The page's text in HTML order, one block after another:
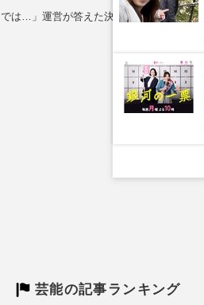
では…」運営が答えた決断の背景
芸能の記事ランキング